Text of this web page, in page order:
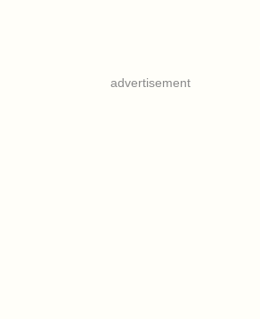
advertisement